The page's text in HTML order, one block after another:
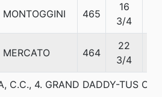
MONTOGGINI 465
16
3/4
MERCATO 464
22
3/4
C.C., 4. GRAND DADDY-TUS